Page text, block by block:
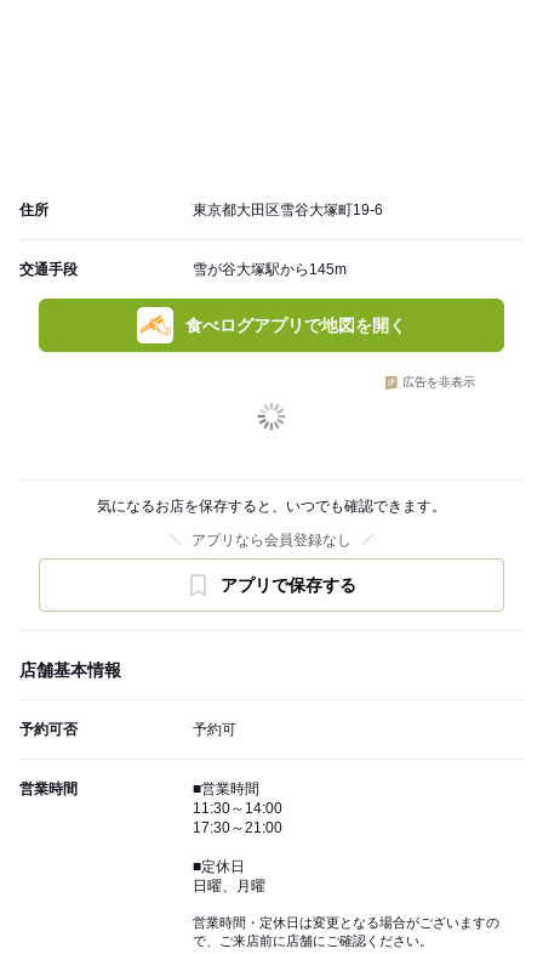
住所 東京都大田区雪谷大塚町19-6
交通手段 雪が谷大塚駅から145m
食べログアプリで地図を開く
広告を非表示
気になるお店を保存すると、いつでも確認できます。
アプリなら会員登録なし
アプリで保存する
店舗基本情報
予約可否 予約可
営業時間
■営業時間
11:30～14:00
17:30～21:00
■定休日
日曜、月曜
営業時間・定休日は変更となる場合がございますの
で、ご来店前に店舗にご確認ください。